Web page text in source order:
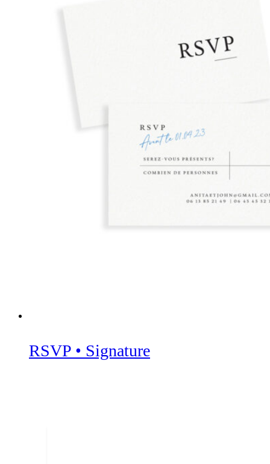
RSVP • Signature